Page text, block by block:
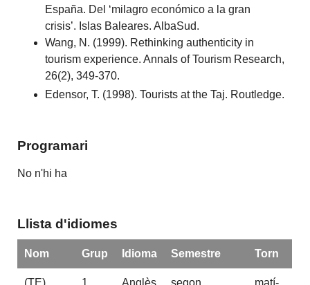
España. Del ‘milagro económico a la gran
crisis’. Islas Baleares. AlbaSud.
Wang, N. (1999). Rethinking authenticity in
tourism experience. Annals of Tourism Research,
26(2), 349-370.
Edensor, T. (1998). Tourists at the Taj. Routledge.
Programari
No n'hi ha
Llista d'idiomes
Nom Grup Idioma Semestre Torn
(TE) 1 Anglès segon matí-